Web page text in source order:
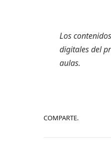
Los
digitales del
aulas.
COMPARTE.